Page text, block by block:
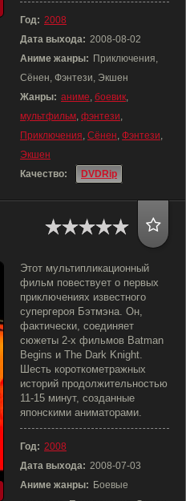
Год: 2008
Дата выхода: 2008-08-02
Аниме жанры: Приключения,
Сёнен, Фэнтези, Экшен
Жанры: аниме, боевик,
мультфильм, фэнтези,
Приключения, Сёнен, Фэнтези,
Экшен
Качество:
DVDRip
Этот мультипликационный
фильм повествует о первых
приключениях известного
супергероя Бэтмэна. Он,
фактически, соединяет
сюжеты 2-х фильмов Batman
Begins и The Dark Knight.
Шесть короткометражных
историй продолжительностью
11-15 минут, созданные
японскими аниматорами.
Год: 2008
Дата выхода: 2008-07-03
Аниме жанры: Боевые